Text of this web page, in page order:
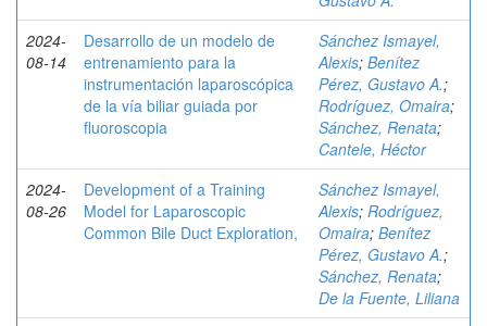
2024-
08-14
Desarrollo de un modelo de
entrenamiento para la
instrumentación laparoscópica
de la vía biliar guiada por
fluoroscopia
Sánchez Ismayel,
Alexis; Benítez
Pérez, Gustavo A.;
Rodríguez, Omaira;
Sánchez, Renata;
Cantele, Héctor
2024-
08-26
Development of a Training
Model for Laparoscopic
Common Bile Duct Exploration,
Sánchez Ismayel,
Alexis; Rodríguez,
Omaira; Benítez
Pérez, Gustavo A.;
Sánchez, Renata;
De la Fuente, Liliana